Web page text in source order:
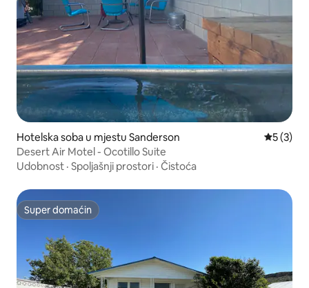
Hotelska soba u mjestu Sanderson
5 (3)
Desert Air Motel - Ocotillo Suite
Udobnost · Spoljašnji prostori · Čistoća
Super domaćin
Super domaćin